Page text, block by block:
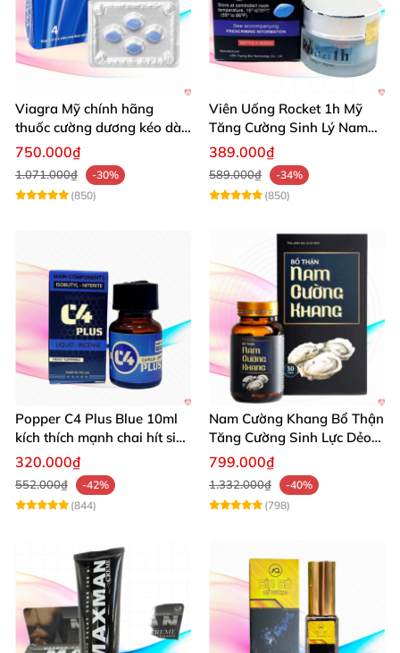
Viagra Mỹ chính hãng
thuốc cường dương kéo dài
thời gian hiệu quả cho Nam
750.000₫
1.071.000₫
-30%
(850)
Viên Uống Rocket 1h Mỹ
Tăng Cường Sinh Lý Nam
Hỗ Trợ Mạnh
389.000₫
589.000₫
-34%
(850)
Popper C4 Plus Blue 10ml
kích thích mạnh chai hít siêu
đỉnh
320.000₫
552.000₫
-42%
(844)
Nam Cường Khang Bổ Thận
Tăng Cường Sinh Lực Dẻo
Dai Mạnh Mẽ
799.000₫
1.332.000₫
-40%
(798)